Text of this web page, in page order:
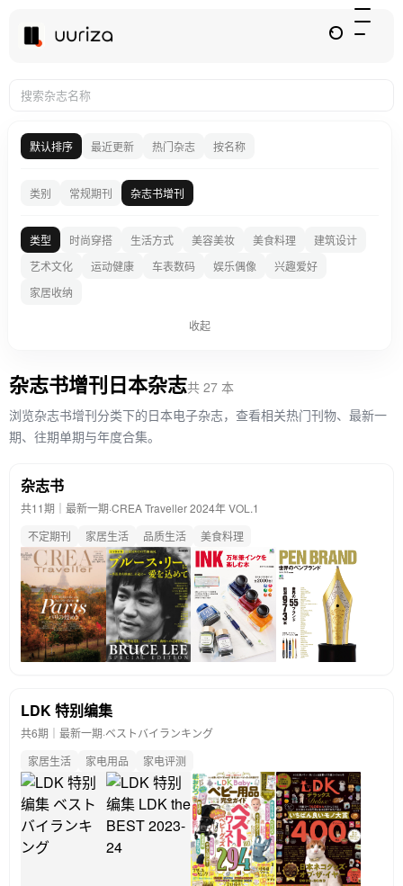
默认排序 最近更新 热门杂志 按名称
类别 常规期刊 杂志书增刊
类型 时尚穿搭 生活方式 美容美妆 美食料理
建筑设计
艺术文化
运动健康 车表数码 娱乐偶像
兴趣爱好
家居收纳
收起
杂志书增刊日本杂志共 27 本
浏览杂志书增刊分类下的日本电子杂志，查看相关热门刊物、最新一
期、往期单期与年度合集。
杂志书
共11期｜最新一期·CREA Traveller 2024年 VOL.1
不定期刊
家居生活 品质生活 美食料理
LDK 特别编集
共6期｜最新一期·ベストバイランキング
家居生活
家电用品 家电评测